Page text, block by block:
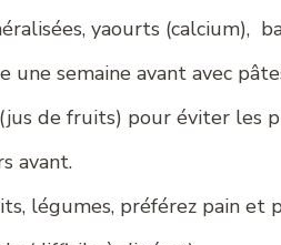
yaourts (calcium),
une semaine avant avec
de fruits) pour éviter les
avant.
légumes, préférez pain et